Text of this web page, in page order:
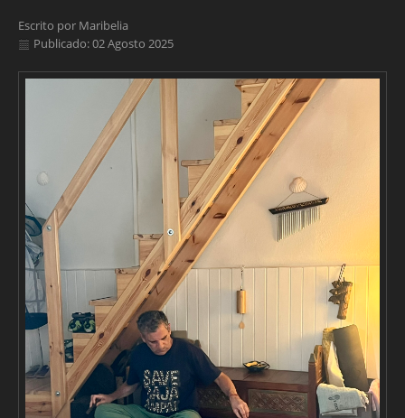
Escrito por Maribelia
Publicado: 02 Agosto 2025